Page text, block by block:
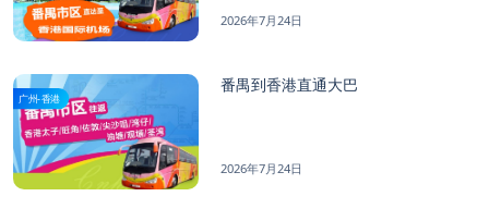
2026年7月24日
广州-香港
番禺到香港直通大巴
2026年7月24日